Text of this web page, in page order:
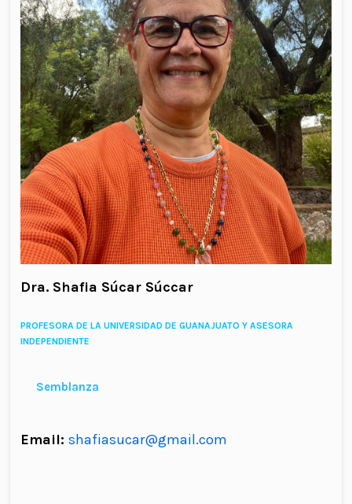
Dra. Shafia Súcar Súccar
PROFESORA DE LA UNIVERSIDAD DE GUANAJUATO Y ASESORA
INDEPENDIENTE
Semblanza
Email:shafiasucar@gmail.com